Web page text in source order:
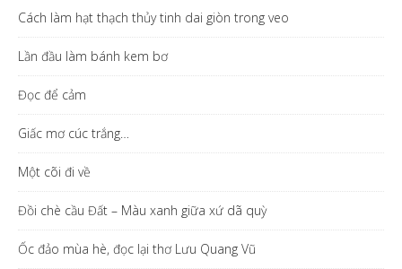
Cách làm hạt thạch thủy tinh dai giòn trong veo
Lần đầu làm bánh kem bơ
Đọc để cảm
Giấc mơ cúc trắng…
Một cõi đi về
Đồi chè cầu Đất – Màu xanh giữa xứ dã quỳ
Ốc đảo mùa hè, đọc lại thơ Lưu Quang Vũ